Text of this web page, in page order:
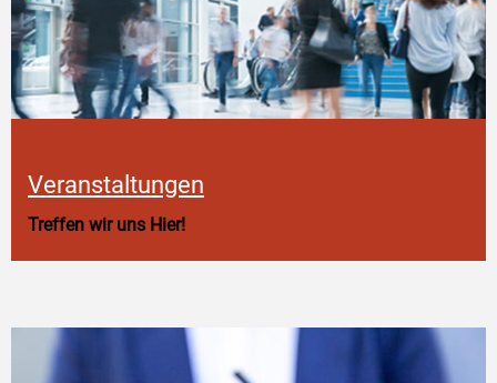
Veranstaltungen
Treffen wir uns Hier!